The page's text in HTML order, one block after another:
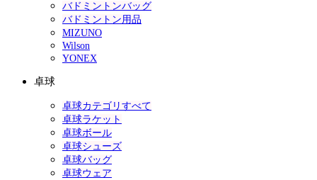
バドミントンバッグ
バドミントン用品
MIZUNO
Wilson
YONEX
卓球
卓球カテゴリすべて
卓球ラケット
卓球ボール
卓球シューズ
卓球バッグ
卓球ウェア